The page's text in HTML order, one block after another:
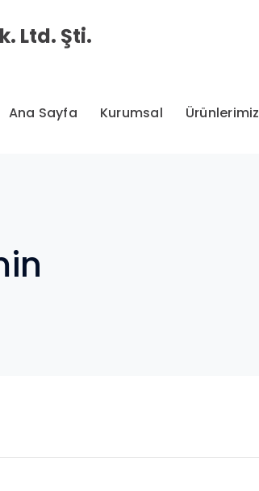
Ltd. Şti.
Ana Sayfa Kurumsal Ürünlerimiz